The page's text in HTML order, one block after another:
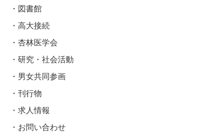
図書館
高大接続
杏林医学会
研究・社会活動
男女共同参画
刊行物
求人情報
お問い合わせ